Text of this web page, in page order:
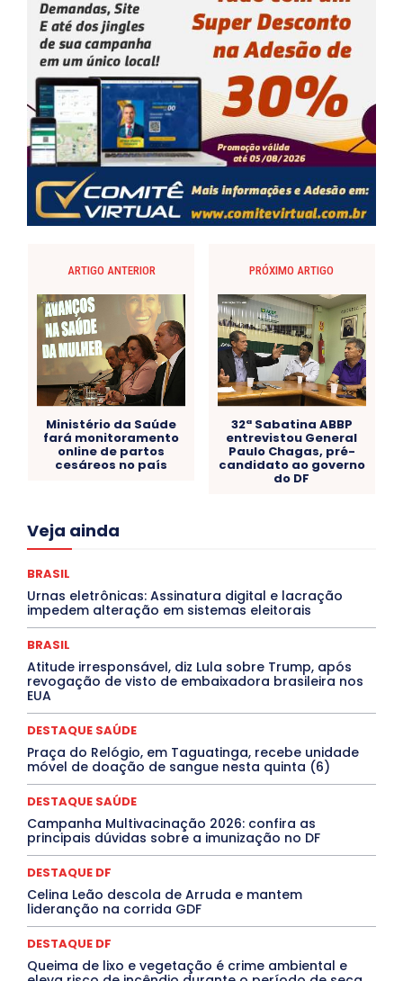
ARTIGO ANTERIOR
Ministério da Saúde
fará monitoramento
online de partos
cesáreos no país
PRÓXIMO ARTIGO
32ª Sabatina ABBP
entrevistou General
Paulo Chagas, pré-
candidato ao governo
do DF
Veja ainda
Acre
Congressuanas & Esplanadumas
Covid-19
Crônica Política Crônicas
CULTURA
Cultura e Tal
DANÇA Dengue
Denuncia
DESTAQUE BRASIL
DESTAQUE DF
DESTAQUE SAÚDE
DESTAQUES OUTROS
ELEIÇÕES
EMPREGO E OPORTUNIDADES
ENTORNO
Especial
Espírito Santo ESPORTE
ESTÁGIO
Febre Oropouche
FILMES
Goiás
INTELIGÊNCIA ARTIFICIAL
Jogos Online
JUDICIÁRIO LITERATURA
Maranhão
Marburg
Mato Grosso
Mato Grosso do Sul
MEIO AMBIENTE
Minas Gerais MOBILIDADE
MPOX
MÚSICA
O Plantonista
PROCESSO SELETIVO
PUBLIEDITORIAL
QUALIFICAÇÃO PROFISSIONAL
RESIDÊNCIA
Santa Catarina
Saúde Agora
SEGURANÇA
Soltando o Verbo
TÁ FROID?
TEATRO
Tocantins
Utilidade Pública ZikaVirus
Mais
BRASIL
Urnas eletrônicas: Assinatura digital e lacração
impedem alteração em sistemas eleitorais
BRASIL
Atitude irresponsável, diz Lula sobre Trump, após
revogação de visto de embaixadora brasileira nos
EUA
DESTAQUE SAÚDE
Praça do Relógio, em Taguatinga, recebe unidade
móvel de doação de sangue nesta quinta (6)
DESTAQUE SAÚDE
Campanha Multivacinação 2026: confira as
principais dúvidas sobre a imunização no DF
DESTAQUE DF
Celina Leão descola de Arruda e mantem
lideranção na corrida GDF
DESTAQUE DF
Queima de lixo e vegetação é crime ambiental e